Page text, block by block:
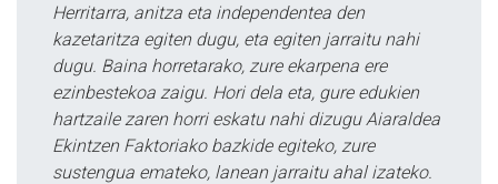
Herritarra, anitza eta independentea den
kazetaritza egiten dugu, eta egiten jarraitu nahi
dugu. Baina horretarako, zure ekarpena ere
ezinbestekoa zaigu. Hori dela eta, gure edukien
hartzaile zaren horri eskatu nahi dizugu Aiaraldea
Ekintzen Faktoriako bazkide egiteko, zure
sustengua emateko, lanean jarraitu ahal izateko.